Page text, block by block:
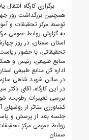
برگزاری کارگاه
همچنین بزرگداشت روز
توسط مرکز تحقیقات و
به گزارش روابط عمومی
تحقیقاتی، با حضور
منابع طبیعی، رئیس و
اداره کل منابع طبیعی
در سالن شهید شاهی
در این کارگاه، آقای دکتر
بررسی تغییرات رطوبت،
کشاورزی متاثر از
جلسه بعد از پرسش و
روابط عمومی مرکز
سمنان